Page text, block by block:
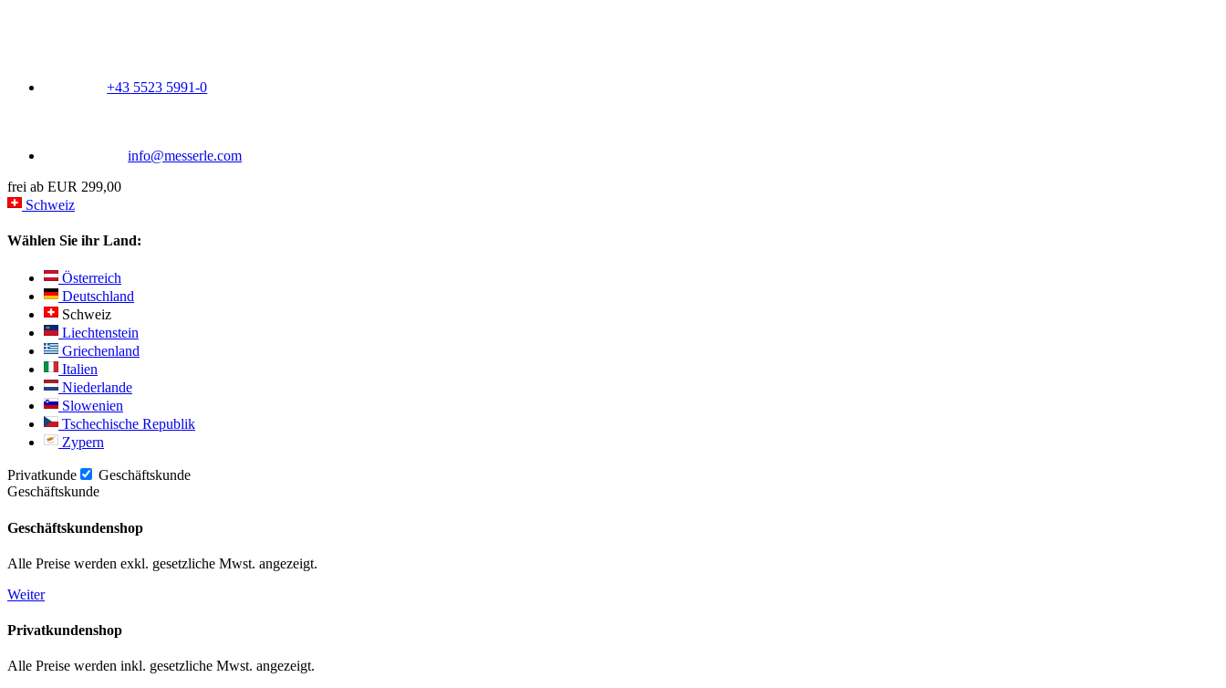
+43 5523 5991-0
info@messerle.com
frei ab EUR 299,00
Schweiz
Wählen Sie ihr Land:
Österreich
Deutschland
Schweiz
Liechtenstein
Griechenland
Italien
Niederlande
Slowenien
Tschechische Republik
Zypern
Privatkunde
Geschäftskunde
Geschäftskunde
Geschäftskundenshop
Alle Preise werden exkl. gesetzliche Mwst. angezeigt.
Weiter
Privatkundenshop
Alle Preise werden inkl. gesetzliche Mwst. angezeigt.